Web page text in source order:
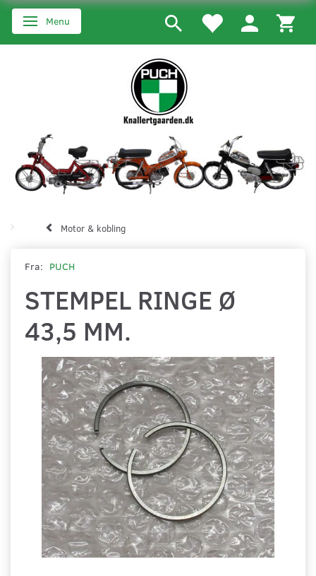
Skifte navigation
Menu
Motor & kobling
Fra: PUCH
STEMPEL RINGE Ø
43,5 MM.